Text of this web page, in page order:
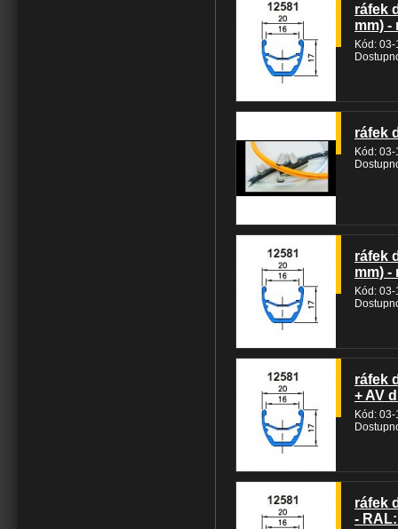
ráfek
mm) -
Kód:
ráfek
Kód:
ráfek
mm) -
Kód:
ráfek
+ AV
Kód:
ráfek
-